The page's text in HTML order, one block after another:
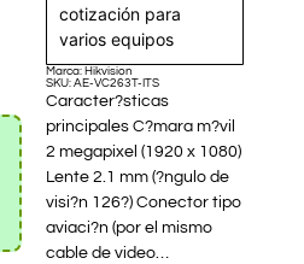
cotización para
varios equipos
Marca: Hikvision
SKU: AE-VC263T-ITS
Caracter?sticas
principales C?mara m?vil
2 megapixel (1920 x 1080)
Lente 2.1 mm (?ngulo de
visi?n 126?) Conector tipo
aviaci?n (por el mismo
cable de video…